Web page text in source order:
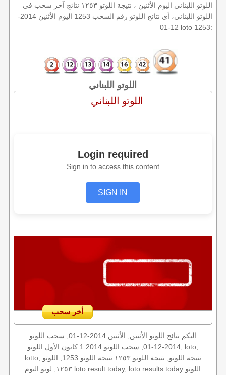
اللوتو اللبناني اليوم الأثنين ، نتيجة اللوتو ١٢٥٣ نتائج آخر سحب في
اللوتو اللبناني، أي نتائج اللوتو رقم السحب 1253 اليوم الأثنين 2014-
12-01 loto 1253:
اللوتو اللبناني
اللوتو اللبناني
Login required
Sign in to access this content
SIGN IN
أخر سحب
اليكم نتائج اللوتو الأثنين, الأثنين 2014-12-01, سحب اللوتو
2014-12-01, سحب اللوتو 2014 1 كانون الأول اللوتو, loto,
lotto, نتيجة اللوتو, نتيجة اللوتو ١٢٥٣ نتيجة اللوتو 1253, اللوتو
١٢٥٣, لوتو اليوم loto result today, loto results today اللوتو